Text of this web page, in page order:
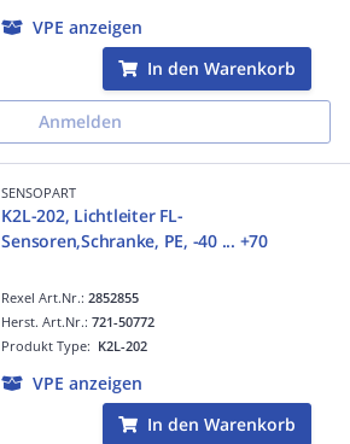
VPE anzeigen
In den Warenkorb
Anmelden
SENSOPART
K2L-202, Lichtleiter FL-
Sensoren,Schranke, PE, -40 ... +70
Rexel Art.Nr.:2852855
Produkt Type: K2L-202
Herst. Art.Nr.:721-50772
VPE anzeigen
In den Warenkorb